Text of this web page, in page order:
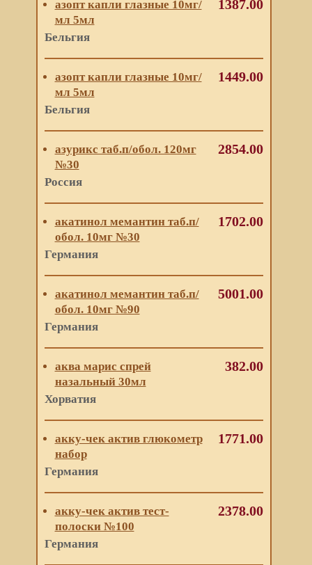
азопт капли глазные 10мг/
мл 5мл
Бельгия
1387.00
азопт капли глазные 10мг/
мл 5мл
Бельгия
1449.00
азурикс таб.п/обол. 120мг
№30
Россия
2854.00
акатинол мемантин таб.п/
обол. 10мг №30
Германия
1702.00
акатинол мемантин таб.п/
обол. 10мг №90
Германия
5001.00
аква марис спрей
назальный 30мл
Хорватия
382.00
акку-чек актив глюкометр
набор
Германия
1771.00
акку-чек актив тест-
полоски №100
Германия
2378.00